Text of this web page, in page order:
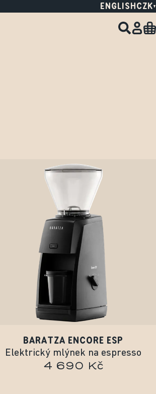
ENGLISHCZK
BARATZA ENCORE ESP
Elektrický mlýnek na espresso
4 690 Kč